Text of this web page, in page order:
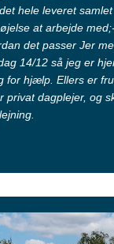
hele leveret
at arbejde
det passer Jer
14/12 så jeg er
for hjælp. Ellers er
privat dagplejer, og